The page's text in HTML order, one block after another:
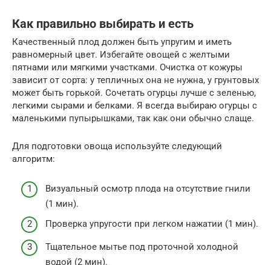
Как правильно выбирать и есть
Качественный плод должен быть упругим и иметь
равномерный цвет. Избегайте овощей с желтыми
пятнами или мягкими участками. Очистка от кожуры
зависит от сорта: у тепличных она не нужна, у грунтовых
может быть горькой. Сочетать огурцы лучше с зеленью,
легкими сырами и белками. Я всегда выбираю огурцы с
маленькими пупырышками, так как они обычно слаще.
Для подготовки овоща используйте следующий
алгоритм:
Визуальный осмотр плода на отсутствие гнили
(1 мин).
Проверка упругости при легком нажатии (1 мин).
Тщательное мытье под проточной холодной
водой (2 мин).